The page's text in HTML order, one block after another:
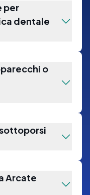
per
dentale
o
Arcate